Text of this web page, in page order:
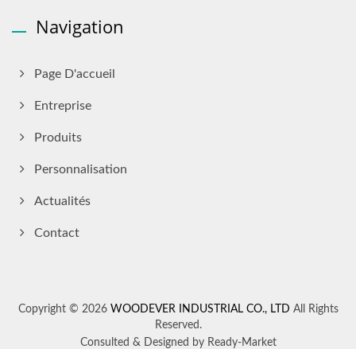
Navigation
Page D'accueil
Entreprise
Produits
Personnalisation
Actualités
Contact
Copyright © 2026 WOODEVER INDUSTRIAL CO., LTD All Rights
Reserved.
Consulted & Designed by Ready-Market